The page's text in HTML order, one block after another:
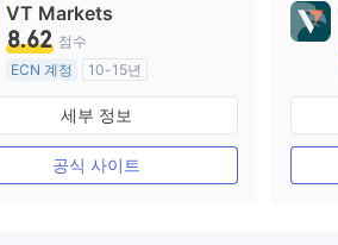
VT Markets
8.62 점수
ECN 계정
10-15년
호주 규제
외환 거래 라이선스 (MM)
마스터 레이블 MT4
세부 정보
공식 사이트